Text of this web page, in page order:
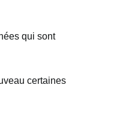
qui sont
certaines